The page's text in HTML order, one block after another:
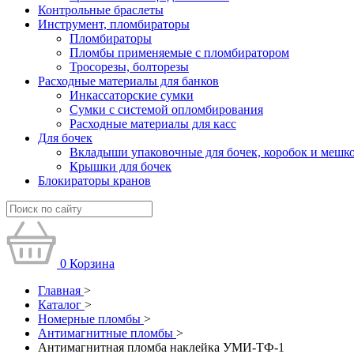
Контрольные браслеты
Инструмент, пломбираторы
Пломбираторы
Пломбы применяемые с пломбиратором
Тросорезы, болторезы
Расходные материалы для банков
Инкассаторские сумки
Сумки с системой опломбирования
Расходные материалы для касс
Для бочек
Вкладыши упаковочные для бочек, коробок и
Крышки для бочек
Блокираторы кранов
0 Корзина
Главная >
Каталог >
Номерные пломбы >
Антимагнитные пломбы >
Антимагнитная пломба наклейка УМИ-ТФ-1